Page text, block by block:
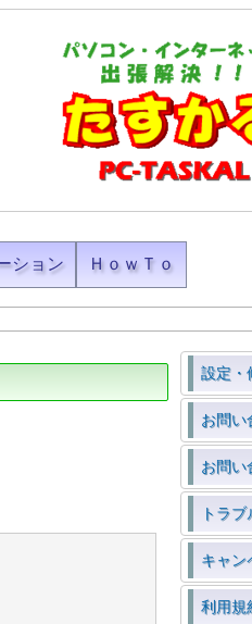
ション ＨｏｗＴｏ
設定・
お問い
お問い
トラ
キャン
利用規